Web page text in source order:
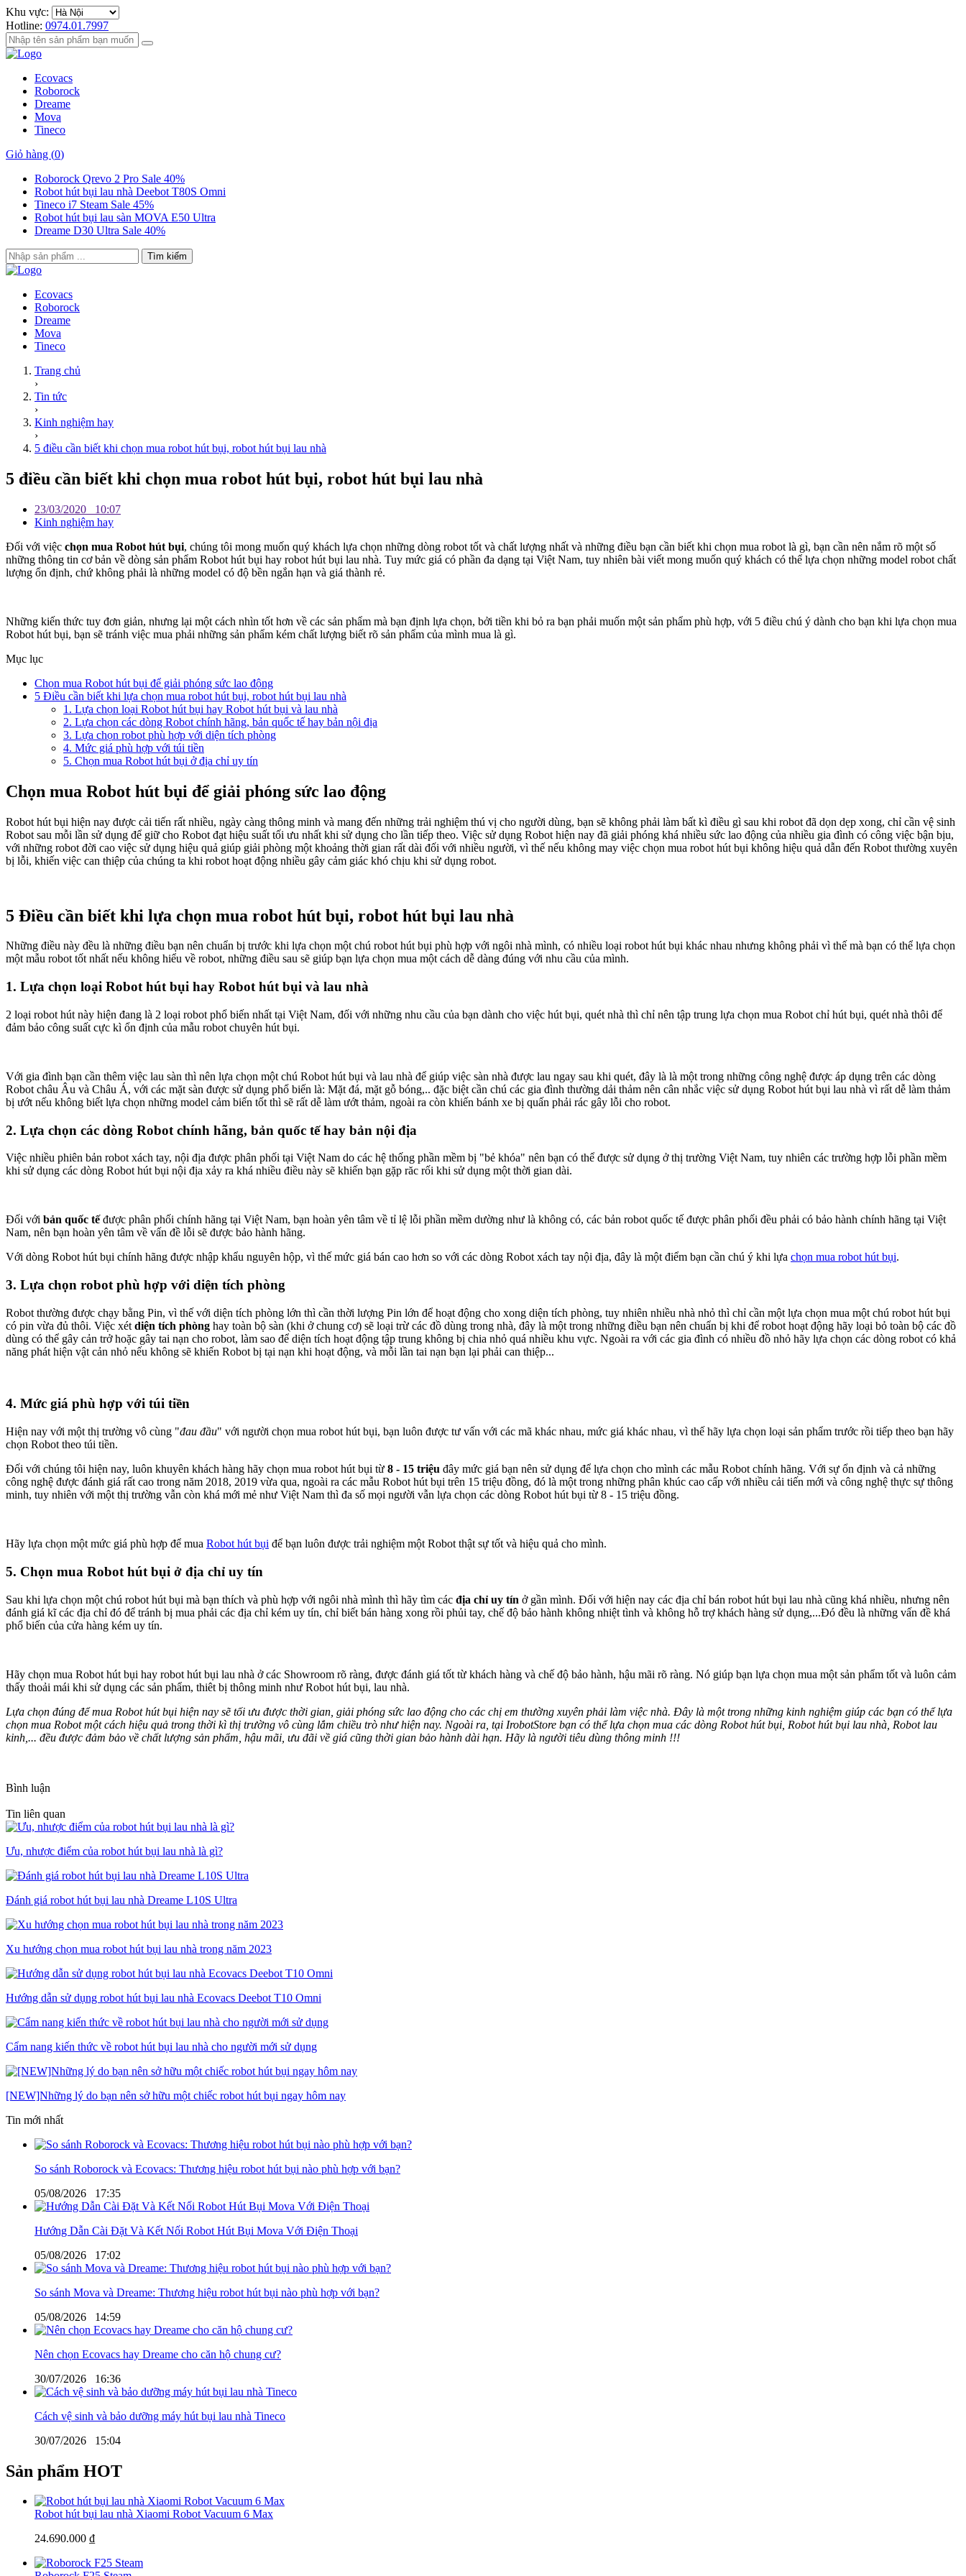
Khu vực:
Hotline: 0974.01.7997
Ecovacs
Roborock
Dreame
Mova
Tineco
Giỏ hàng (0)
Roborock Qrevo 2 Pro Sale 40%
Robot hút bụi lau nhà Deebot T80S Omni
Tineco i7 Steam Sale 45%
Robot hút bụi lau sàn MOVA E50 Ultra
Dreame D30 Ultra Sale 40%
Tìm kiếm
Ecovacs
Roborock
Dreame
Mova
Tineco
Trang chủ
›
Tin tức
›
Kinh nghiệm hay
›
5 điều cần biết khi chọn mua robot hút bụi, robot hút bụi lau nhà
5 điều cần biết khi chọn mua robot hút bụi, robot hút bụi lau nhà
23/03/2020 10:07
Kinh nghiệm hay
Đối với việc chọn mua Robot hút bụi, chúng tôi mong muốn quý khách lựa chọn những dòng robot tốt và chất lượng nhất và những điều bạn cần biết khi chọn mua robot là gì, bạn cần nên nắm rõ một số
những thông tin cơ bản về dòng sản phẩm Robot hút bụi hay robot hút bụi lau nhà. Tuy mức giá có phần đa dạng tại Việt Nam, tuy nhiên bài viết mong muốn quý khách có thể lựa chọn những model robot chất
lượng ổn định, chứ không phải là những model có độ bền ngắn hạn và giá thành rẻ.
Những kiến thức tuy đơn giản, nhưng lại một cách nhìn tốt hơn về các sản phẩm mà bạn định lựa chọn, bởi tiền khi bỏ ra bạn phải muốn một sản phẩm phù hợp, với 5 điều chú ý dành cho bạn khi lựa chọn mua
Robot hút bụi, bạn sẽ tránh việc mua phải những sản phẩm kém chất lượng biết rõ sản phẩm của mình mua là gì.
Mục lục
Chọn mua Robot hút bụi để giải phóng sức lao động
5 Điều cần biết khi lựa chọn mua robot hút bụi, robot hút bụi lau nhà
1. Lựa chọn loại Robot hút bụi hay Robot hút bụi và lau nhà
2. Lựa chọn các dòng Robot chính hãng, bản quốc tế hay bản nội địa
3. Lựa chọn robot phù hợp với diện tích phòng
4. Mức giá phù hợp với túi tiền
5. Chọn mua Robot hút bụi ở địa chỉ uy tín
Chọn mua Robot hút bụi để giải phóng sức lao động
Robot hút bụi hiện nay được cải tiến rất nhiều, ngày càng thông minh và mang đến những trải nghiệm thú vị cho người dùng, bạn sẽ không phải làm bất kì điều gì sau khi robot đã dọn dẹp xong, chỉ cần vệ sinh
Robot sau mỗi lần sử dụng để giữ cho Robot đạt hiệu suất tối ưu nhất khi sử dụng cho lần tiếp theo. Việc sử dụng Robot hiện nay đã giải phóng khá nhiều sức lao động của nhiều gia đình có công việc bận bịu,
với những robot đời cao việc sử dụng hiệu quả giúp giải phòng một khoảng thời gian rất dài đối với nhiều người, vì thế nếu không may việc chọn mua robot hút bụi không hiệu quả dẫn đến Robot thường xuyên
bị lỗi, khiến việc can thiệp của chúng ta khi robot hoạt động nhiều gây cảm giác khó chịu khi sử dụng robot.
5 Điều cần biết khi lựa chọn mua robot hút bụi, robot hút bụi lau nhà
Những điều này đều là những điều bạn nên chuẩn bị trước khi lựa chọn một chú robot hút bụi phù hợp với ngôi nhà mình, có nhiều loại robot hút bụi khác nhau nhưng không phải vì thế mà bạn có thể lựa chọn
một mẫu robot tốt nhất nếu không hiểu về robot, những điều sau sẽ giúp bạn lựa chọn mua một cách dễ dàng đúng với nhu cầu của mình.
1. Lựa chọn loại Robot hút bụi hay Robot hút bụi và lau nhà
2 loại robot hút này hiện đang là 2 loại robot phổ biến nhất tại Việt Nam, đối với những nhu cầu của bạn dành cho việc hút bụi, quét nhà thì chỉ nên tập trung lựa chọn mua Robot chỉ hút bụi, quét nhà thôi để
đảm bảo công suất cực kì ổn định của mẫu robot chuyên hút bụi.
Với gia đình bạn cần thêm việc lau sàn thì nên lựa chọn một chú Robot hút bụi và lau nhà để giúp việc sàn nhà được lau ngay sau khi quét, đây là là một trong những công nghệ được áp dụng trên các dòng
Robot châu Âu và Châu Á, với các mặt sàn được sử dụng phổ biến là: Mặt đá, mặt gỗ bóng,.. đặc biệt cần chú các gia đình thường dải thảm nên cân nhắc việc sử dụng Robot hút bụi lau nhà vì rất dễ làm thảm
bị ướt nếu không biết lựa chọn những model cảm biến tốt thì sẽ rất dễ làm ướt thảm, ngoài ra còn khiến bánh xe bị quấn phải rác gây lỗi cho robot.
2. Lựa chọn các dòng Robot chính hãng, bản quốc tế hay bản nội địa
Việc nhiều phiên bản robot xách tay, nội địa được phân phối tại Việt Nam do các hệ thống phần mềm bị "bẻ khóa" nên bạn có thể được sử dụng ở thị trường Việt Nam, tuy nhiên các trường hợp lỗi phần mềm
khi sử dụng các dòng Robot hút bụi nội địa xảy ra khá nhiều điều này sẽ khiến bạn gặp răc rối khi sử dụng một thời gian dài.
Đối với bản quốc tếđược phân phối chính hãng tại Việt Nam, bạn hoàn yên tâm về tỉ lệ lỗi phần mềm dường như là không có, các bản robot quốc tế được phân phối đều phải có bảo hành chính hãng tại Việt
Nam, nên bạn hoàn yên tâm về vấn đề lỗi sẽ được bảo hành hãng.
Với dòng Robot hút bụi chính hãng được nhập khẩu nguyên hộp, vì thế mức giá bán cao hơn so với các dòng Robot xách tay nội địa, đây là một điểm bạn cần chú ý khi lựa chọn mua robot hút bụi.
3. Lựa chọn robot phù hợp với diện tích phòng
Robot thường được chạy bằng Pin, vì thế với diện tích phòng lớn thì cần thời lượng Pin lớn để hoạt động cho xong diện tích phòng, tuy nhiên nhiều nhà nhỏ thì chỉ cần một lựa chọn mua một chú robot hút bụi
có pin vừa đủ thôi. Việc xét diện tích phòng hay toàn bộ sàn (khi ở chung cơ) sẽ loại trừ các đồ dùng trong nhà, đây là một trong những điều bạn nên chuẩn bị khi để robot hoạt động hãy loại bỏ toàn bộ các đồ
dùng có thể gây cản trở hoặc gây tai nạn cho robot, làm sao để diện tích hoạt động tập trung không bị chia nhỏ quá nhiều khu vực. Ngoài ra với các gia đình có nhiều đồ nhỏ hãy lựa chọn các dòng robot có khả
năng phát hiện vật cản nhỏ nếu không sẽ khiến Robot bị tại nạn khi hoạt động, và mỗi lần tai nạn bạn lại phải can thiệp...
4. Mức giá phù hợp với túi tiền
Hiện nay với một thị trường vô cùng "đau đầu" với người chọn mua robot hút bụi, bạn luôn được tư vấn với các mã khác nhau, mức giá khác nhau, vì thế hãy lựa chọn loại sản phẩm trước rồi tiếp theo bạn hãy
chọn Robot theo túi tiền.
Đối với chúng tôi hiện nay, luôn khuyên khách hàng hãy chọn mua robot hút bụi từ 8 - 15 triệu đây mức giá bạn nên sử dụng để lựa chọn cho mình các mẫu Robot chính hãng. Với sự ổn định và cả những
công nghệ được đánh giá rất cao trong năm 2018, 2019 vừa qua, ngoài ra các mẫu Robot hút bụi trên 15 triệu đồng, đó là một trong những phân khúc cao cấp với nhiều cải tiến mới và công nghệ thực sự thông
minh, tuy nhiên với một thị trường vẫn còn khá mới mẻ như Việt Nam thì đa số mọi người vẫn lựa chọn các dòng Robot hút bụi từ 8 - 15 triệu đồng.
Hãy lựa chọn một mức giá phù hợp để mua Robot hút bụi để bạn luôn được trải nghiệm một Robot thật sự tốt và hiệu quả cho mình.
5. Chọn mua Robot hút bụi ở địa chỉ uy tín
Sau khi lựa chọn một chú robot hút bụi mà bạn thích và phù hợp với ngôi nhà mình thì hãy tìm các địa chỉ uy tín ở gần mình. Đối với hiện nay các địa chỉ bán robot hút bụi lau nhà cũng khá nhiều, nhưng nên
đánh giá kĩ các địa chỉ đó để tránh bị mua phải các địa chỉ kém uy tín, chỉ biết bán hàng xong rồi phủi tay, chế độ bảo hành không nhiệt tình và không hỗ trợ khách hàng sử dụng,...Đó đều là những vấn đề khá
phổ biến của cửa hàng kém uy tín.
Hãy chọn mua Robot hút bụi hay robot hút bụi lau nhà ở các Showroom rõ ràng, được đánh giá tốt từ khách hàng và chế độ bảo hành, hậu mãi rõ ràng. Nó giúp bạn lựa chọn mua một sản phẩm tốt và luôn cảm
thấy thoải mái khi sử dụng các sản phẩm, thiêt bị thông minh như Robot hút bụi, lau nhà.
Lựa chọn đúng để mua Robot hút bụi hiện nay sẽ tối ưu được thời gian, giải phóng sức lao động cho các chị em thường xuyên phải làm việc nhà. Đây là một trong những kinh nghiệm giúp các bạn có thể lựa
chọn mua Robot một cách hiệu quả trong thời kì thị trường vô cùng lắm chiều trò như hiện nay. Ngoài ra, tại IrobotStore bạn có thể lựa chọn mua các dòng Robot hút bụi, Robot hút bụi lau nhà, Robot lau
kinh,... đều được đảm bảo về chất lượng sản phẩm, hậu mãi, ưu đãi về giá cũng thời gian bảo hành dài hạn. Hãy là người tiêu dùng thông minh !!!
Bình luận
Tin liên quan
Ưu, nhược điểm của robot hút bụi lau nhà là gì?
Đánh giá robot hút bụi lau nhà Dreame L10S Ultra
Xu hướng chọn mua robot hút bụi lau nhà trong năm 2023
Hướng dẫn sử dụng robot hút bụi lau nhà Ecovacs Deebot T10 Omni
Cẩm nang kiến thức về robot hút bụi lau nhà cho người mới sử dụng
[NEW]Những lý do bạn nên sở hữu một chiếc robot hút bụi ngay hôm nay
Tin mới nhất
So sánh Roborock và Ecovacs: Thương hiệu robot hút bụi nào phù hợp với bạn?
05/08/2026 17:35
Hướng Dẫn Cài Đặt Và Kết Nối Robot Hút Bụi Mova Với Điện Thoại
05/08/2026 17:02
So sánh Mova và Dreame: Thương hiệu robot hút bụi nào phù hợp với bạn?
05/08/2026 14:59
Nên chọn Ecovacs hay Dreame cho căn hộ chung cư?
30/07/2026 16:36
Cách vệ sinh và bảo dưỡng máy hút bụi lau nhà Tineco
30/07/2026 15:04
Sản phẩm HOT
Robot hút bụi lau nhà Xiaomi Robot Vacuum 6 Max
24.690.000 ₫